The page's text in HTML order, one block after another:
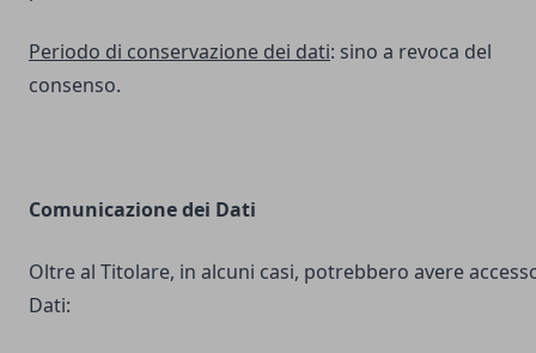
Periodo di conservazione dei dati: sino a revoca del
consenso.
Comunicazione dei Dati
Oltre al Titolare, in alcuni casi, potrebbero avere
Dati: